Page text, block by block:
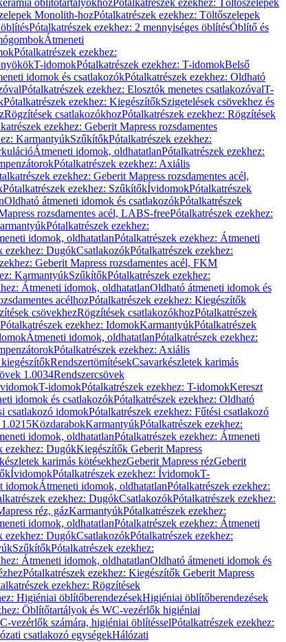
öblítőtartályokhozPótalkatrészek ezekhez: Töltőszelepek
Monolith-hozPótalkatrészek ezekhez: Töltőszelepek
Pótalkatrészek ezekhez: 2 mennyiséges öblítésÖblítő és
Átmeneti
Pótalkatrészek ezekhez:
T-idomokPótalkatrészek ezekhez: T-idomokBelső
idomok és csatlakozókPótalkatrészek ezekhez: Oldható
Pótalkatrészek ezekhez: Elosztók menetes csatlakozóvalT-
Pótalkatrészek ezekhez: KiegészítőkSzigetelések csövekhez és
Rögzítések csatlakozókhozPótalkatrészek ezekhez: Rögzítések
ezekhez: Geberit Mapress rozsdamentes
KarmantyúkSzűkítőkPótalkatrészek ezekhez:
Átmeneti idomok, oldhatatlanPótalkatrészek ezekhez:
Pótalkatrészek ezekhez: Axiális
ezekhez: Geberit Mapress rozsdamentes acél,
Pótalkatrészek ezekhez: SzűkítőkÍvidomokPótalkatrészek
Oldható átmeneti idomok és csatlakozókPótalkatrészek
rozsdamentes acél, LABS-freePótalkatrészek ezekhez:
Pótalkatrészek ezekhez:
idomok, oldhatatlanPótalkatrészek ezekhez: Átmeneti
ezekhez: DugókCsatlakozókPótalkatrészek ezekhez:
Geberit Mapress rozsdamentes acél, FKM
KarmantyúkSzűkítőkPótalkatrészek ezekhez:
Átmeneti idomok, oldhatatlanOldható átmeneti idomok és
acélhozPótalkatrészek ezekhez: Kiegészítők
csövekhezRögzítések csatlakozókhozPótalkatrészek
Pótalkatrészek ezekhez: IdomokKarmantyúkPótalkatrészek
Átmeneti idomok, oldhatatlanPótalkatrészek ezekhez:
Pótalkatrészek ezekhez: Axiális
RendszertömítésekCsavarkészletek karimás
1.0034Rendszercsövek
T-idomokPótalkatrészek ezekhez: T-idomokKereszt
idomok és csatlakozókPótalkatrészek ezekhez: Oldható
csatlakozó idomokPótalkatrészek ezekhez: Fűtési csatlakozó
KözdarabokKarmantyúkPótalkatrészek ezekhez:
idomok, oldhatatlanPótalkatrészek ezekhez: Átmeneti
ezekhez: DugókKiegészítők Geberit Mapress
karimás kötésekhezGeberit Mapress rézGeberit
ÍvidomokPótalkatrészek ezekhez: ÍvidomokT-
idomokÁtmeneti idomok, oldhatatlanPótalkatrészek ezekhez:
ezekhez: DugókCsatlakozókPótalkatrészek ezekhez:
réz, gázKarmantyúkPótalkatrészek ezekhez:
idomok, oldhatatlanPótalkatrészek ezekhez: Átmeneti
ezekhez: DugókCsatlakozókPótalkatrészek ezekhez:
SzűkítőkPótalkatrészek ezekhez:
Átmeneti idomok, oldhatatlanOldható átmeneti idomok és
Pótalkatrészek ezekhez: Kiegészítők Geberit Mapress
ezekhez: Rögzítések
Higiéniai öblítőberendezésekHigiéniai öblítőberendezések
Öblítőtartályok és WC-vezérlők higiéniai
vezérlők számára, higiéniai öblítésselPótalkatrészek ezekhez:
csatlakozó egységekHálózati